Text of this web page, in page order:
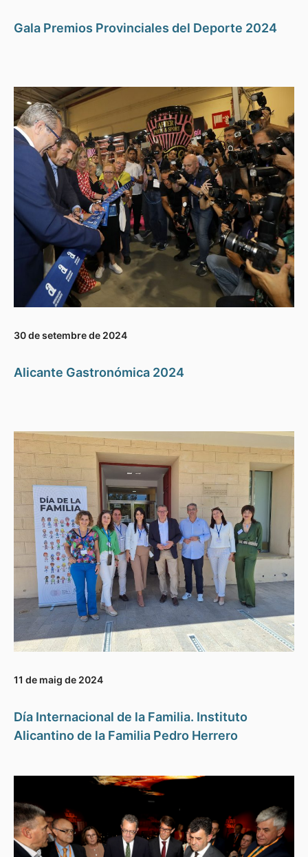
Gala Premios Provinciales del Deporte 2024
30 de setembre de 2024
Alicante Gastronómica 2024
11 de maig de 2024
Día Internacional de la Familia. Instituto
Alicantino de la Familia Pedro Herrero